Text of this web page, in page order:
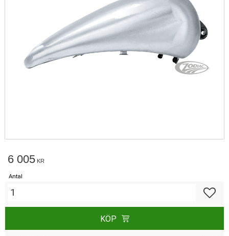
6 005 KR
Antal
KÖP